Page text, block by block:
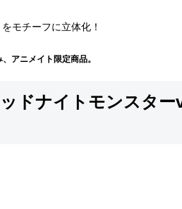
モチーフに立体化！
アニメイト限定商品。
ドナイトモンスター